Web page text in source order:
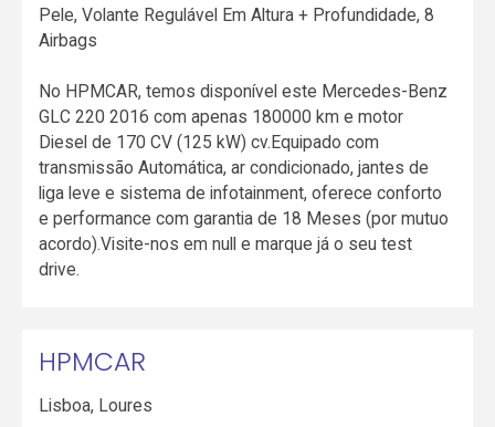
Pele, Volante Regulável Em Altura + Profundidade, 8
Airbags
No HPMCAR, temos disponível este Mercedes-Benz
GLC 220 2016 com apenas 180000 km e motor
Diesel de 170 CV (125 kW) cv.Equipado com
transmissão Automática, ar condicionado, jantes de
liga leve e sistema de infotainment, oferece conforto
e performance com garantia de 18 Meses (por mutuo
acordo).Visite-nos em null e marque já o seu test
drive.
HPMCAR
Lisboa, Loures